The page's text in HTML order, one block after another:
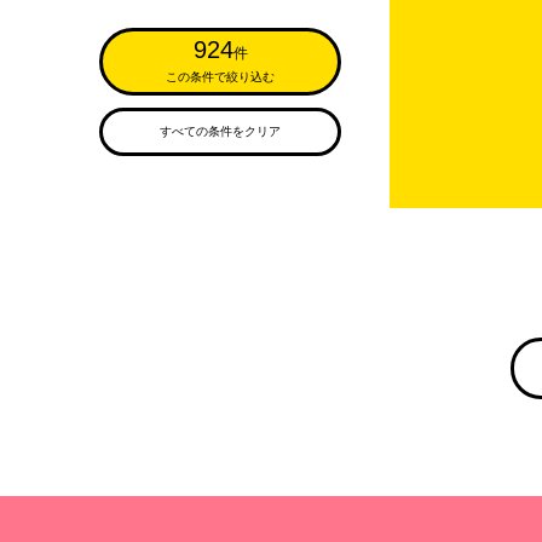
924件
この条件で絞り込む
すべての条件をクリア